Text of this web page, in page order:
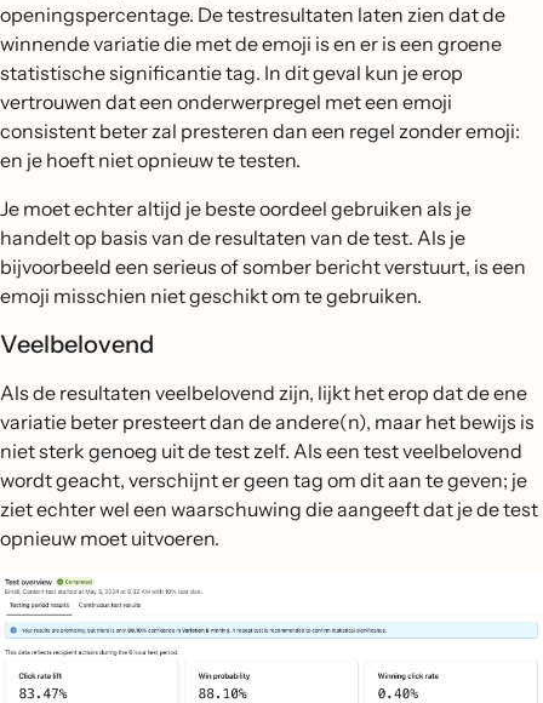
openingspercentage. De testresultaten laten zien dat de
winnende variatie die met de emoji is en er is een groene
statistische significantie tag. In dit geval kun je erop
vertrouwen dat een onderwerpregel met een emoji
consistent beter zal presteren dan een regel zonder emoji:
en je hoeft niet opnieuw te testen.
Je moet echter altijd je beste oordeel gebruiken als je
handelt op basis van de resultaten van de test. Als je
bijvoorbeeld een serieus of somber bericht verstuurt, is een
emoji misschien niet geschikt om te gebruiken.
Veelbelovend
Als de resultaten veelbelovend zijn, lijkt het erop dat de ene
variatie beter presteert dan de andere(n), maar het bewijs is
niet sterk genoeg uit de test zelf. Als een test veelbelovend
wordt geacht, verschijnt er geen tag om dit aan te geven; je
ziet echter wel een waarschuwing die aangeeft dat je de test
opnieuw moet uitvoeren.